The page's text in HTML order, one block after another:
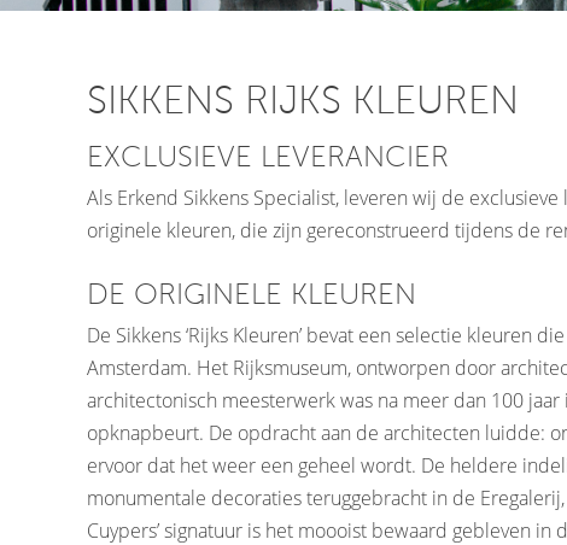
SIKKENS RIJKS KLEUREN
EXCLUSIEVE LEVERANCIER
Als Erkend Sikkens Specialist, leveren wij de
originele kleuren, die zijn gereconstrueerd tijdens de
DE ORIGINELE KLEUREN
De Sikkens ‘Rijks Kleuren’ bevat een selectie kleuren
Amsterdam. Het Rijksmuseum, ontworpen door
architectonisch meesterwerk was na meer dan 100
opknapbeurt. De opdracht aan de architecten luidde:
ervoor dat het weer een geheel wordt. De heldere
monumentale decoraties teruggebracht in de
Cuypers’ signatuur is het moooist bewaard gebleven